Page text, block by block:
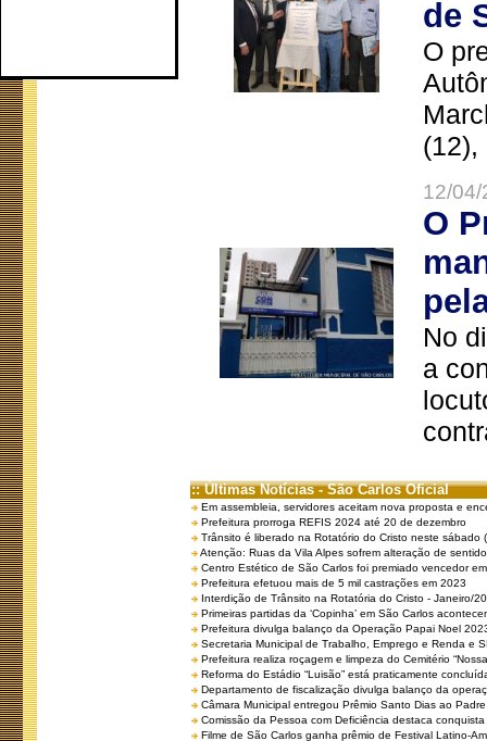
de
O
(12),
12/
O
No
a
:: Últimas Notícias - São Carlos Oficial
Em assembleia, servidores aceitam nova proposta e
Prefeitura prorroga REFIS 2024 até 20 de dezembro
Trânsito é liberado na Rotatório do Cristo neste sábado
Atenção: Ruas da Vila Alpes sofrem alteração de
Centro Estético de São Carlos foi premiado vencedor
Prefeitura efetuou mais de 5 mil castrações em 2023
Interdição de Trânsito na Rotatória do Cristo - Janeiro/
Primeiras partidas da ‘Copinha’ em São Carlos
Prefeitura divulga balanço da Operação Papai Noel
Secretaria Municipal de Trabalho, Emprego e Renda e
Prefeitura realiza roçagem e limpeza do Cemitério
Reforma do Estádio “Luisão” está praticamente
Departamento de fiscalização divulga balanço da
Câmara Municipal entregou Prêmio Santo Dias ao
Comissão da Pessoa com Deficiência destaca
Filme de São Carlos ganha prêmio de Festival Latino-